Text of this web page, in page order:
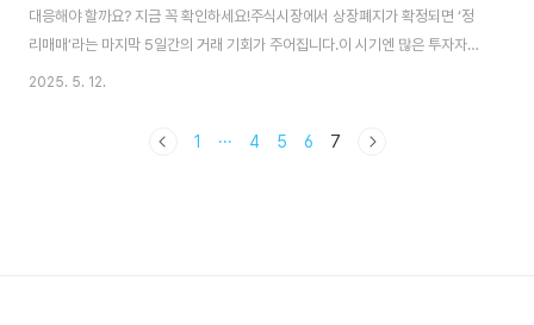
대응해야 할까요? 지금 꼭 확인하세요!주식시장에서 상장폐지가 확정되면 ‘정
리매매’라는 마지막 5일간의 거래 기회가 주어집니다.이 시기엔 많은 투자자들
이 "혹시 반등하지 않을까?", "언제 팔아야 하지?" 하며 혼란에 빠지죠.오늘은
하는지시나리오별 전략과 데이터 기반으로 정리해드립니다.✅ 정리매매란? 간
2025. 5. 12.
1 ··· 4 5 6 7